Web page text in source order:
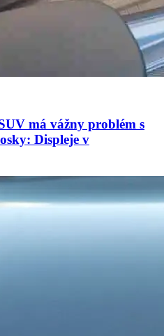
má vážny problém s
Displeje v